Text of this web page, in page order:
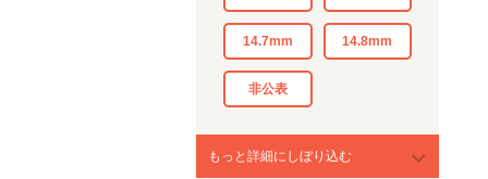
14.7mm 14.8mm
非公表
もっと詳細にしぼり込む